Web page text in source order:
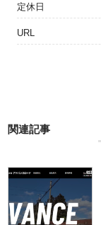
定休日
URL
関連記事